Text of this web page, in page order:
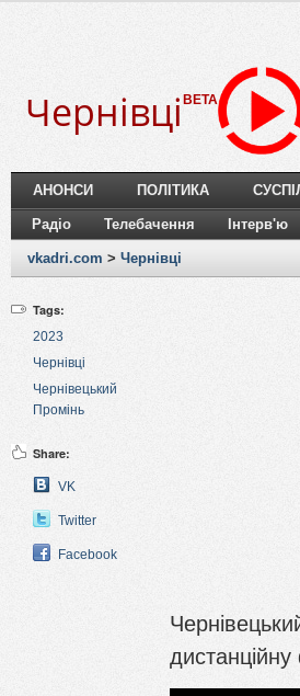
Чернівці BETA
АНОНСИ ПОЛІТИКА
Радіо Телебачення Інтерв'ю
vkadri.com > Чернівці
Tags:
2023
Чернівці
Чернівецький
Промінь
Share:
VK
Twitter
Facebook